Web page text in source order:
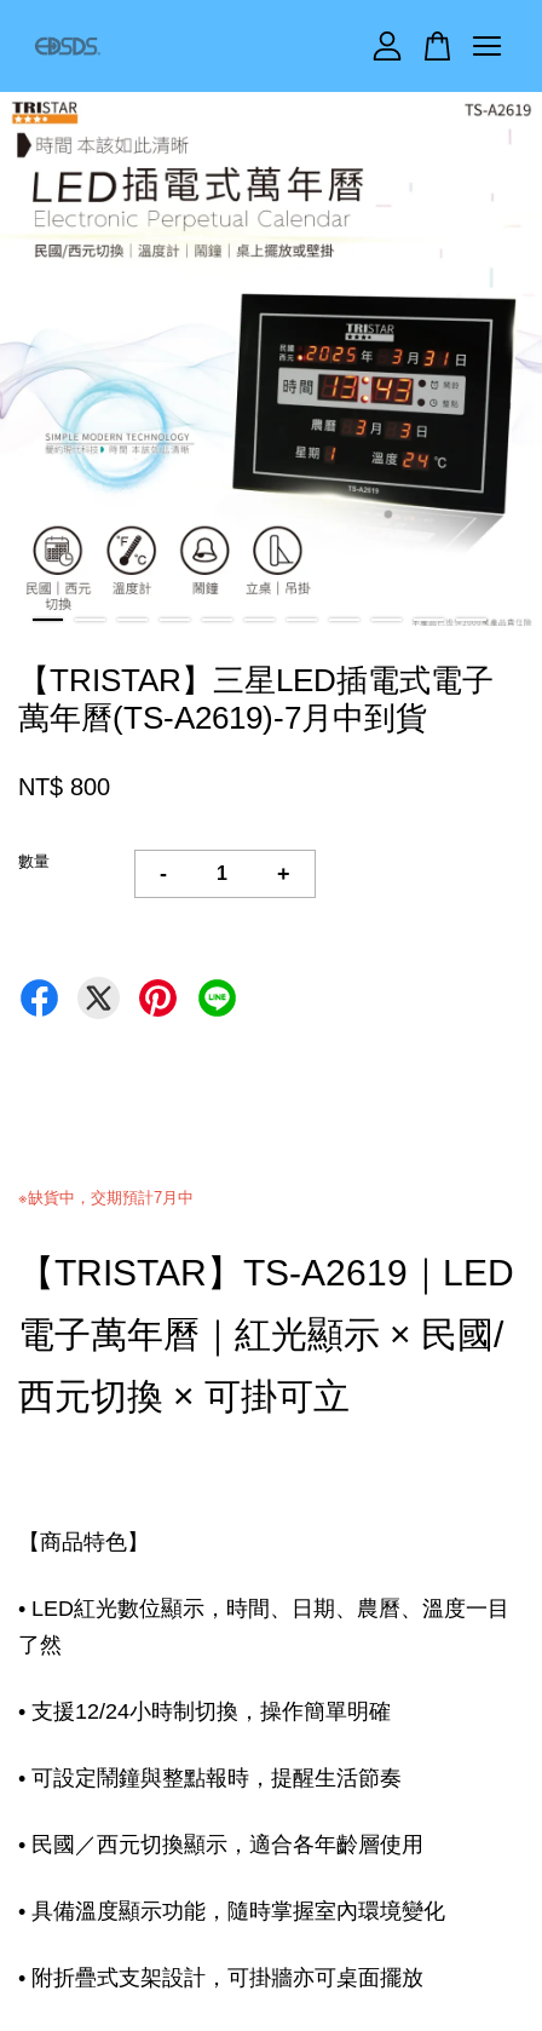
【TRISTAR】三星LED插電式電子
萬年曆(TS-A2619)-7月中到貨
NT$ 800
數量
- +
※缺貨中，交期預計7月中
【TRISTAR】TS-A2619｜LED
電子萬年曆｜紅光顯示 × 民國/
西元切換 × 可掛可立
【商品特色】
• LED紅光數位顯示，時間、日期、農曆、溫度一目
了然
• 支援12/24小時制切換，操作簡單明確
• 可設定鬧鐘與整點報時，提醒生活節奏
• 民國／西元切換顯示，適合各年齡層使用
• 具備溫度顯示功能，隨時掌握室內環境變化
• 附折疊式支架設計，可掛牆亦可桌面擺放
您的購物車目前還是空的。
繼續購物